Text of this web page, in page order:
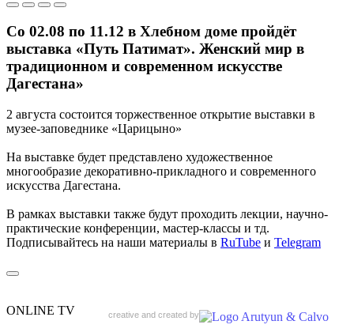
creative and created by
Со 02.08 по 11.12 в Хлебном доме пройдёт
выставка «Путь Патимат». Женский мир в
традиционном и современном искусстве
Дагестана»
2 августа состоится торжественное открытие выставки в
музее-заповеднике «Царицыно»
На выставке будет представлено художественное
многообразие декоративно-прикладного и современного
искусства Дагестана.
В рамках выставки также будут проходить лекции, научно-
практические конференции, мастер-классы и тд.
Подписывайтесь на наши материалы в RuTube и Telegram
ONLINE TV